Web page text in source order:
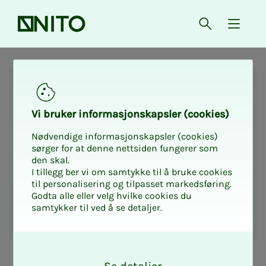
Forsiden Åpne søk
{
Hurra!
Takk for din be­s­­til­­­ling
av
I samarbeid med
Vi bru­­­ker in­­­for­­­ma­­­sjons­­­kaps­­­­­ler (cookies)
Nødvendige informasjonskapsler (cookies)
sørger for at denne nettsiden fungerer som
den skal.
I tillegg ber vi om samtykke til å bruke cookies
til personalisering og tilpasset markedsføring.
Godta alle eller velg hvilke cookies du
samtykker til ved å se detaljer.